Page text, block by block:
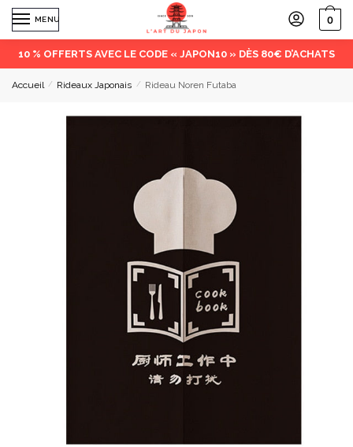
MENU 0
10 % OFFERTS AVEC LE CODE « JAPON10 » DÈS 80€ D’ACHATS
Accueil / Rideaux Japonais / Rideau Noren Futaba